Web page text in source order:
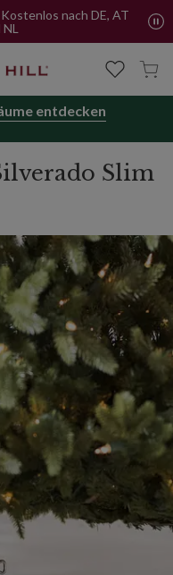
nach DE, AT
mit PayPal
entdecken
Slim